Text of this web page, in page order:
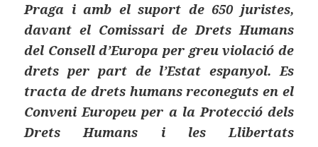
Praga i amb el suport de 650 juristes,
davant el Comissari de Drets Humans
del Consell d’Europa per greu violació de
drets per part de l’Estat espanyol. Es
tracta de drets humans reconeguts en el
Conveni Europeu per a la Protecció dels
Drets Humans i les Llibertats